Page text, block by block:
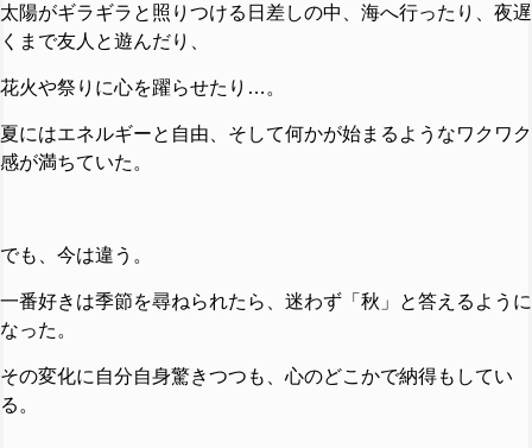
太陽がギラギラと照りつける日差しの中、海へ行ったり、夜遅
くまで友人と遊んだり、
花火や祭りに心を躍らせたり…。
夏にはエネルギーと自由、そして何かが始まるようなワクワク
感が満ちていた。
でも、今は違う。
一番好きは季節を尋ねられたら、迷わず「秋」と答えるように
なった。
その変化に自分自身驚きつつも、心のどこかで納得もしてい
る。